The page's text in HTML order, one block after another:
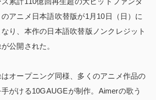
アニメ日本語吹替版が1月10日（日）に
り、本作の日本語吹替版ノンクレジット
公開された。
オープニング同様、多くのアニメ作品の
がける10GAUGEが制作。Aimerの歌う